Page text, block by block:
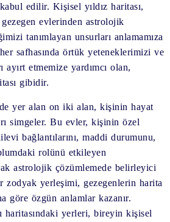
edilir. Kişisel yıldız haritası,
evlerinden astrolojik
tanımlayan unsurları anlamamıza
safhasında örtük yeteneklerimizi ve
etmemize yardımcı olan,
gibidir.
yer alan on iki alan, kişinin hayat
simgeler. Bu evler, kişinin özel
bağlantılarını, maddi durumunu,
rolünü etkileyen
astrolojik çözümlemede belirleyici
yerleşimi, gezegenlerin harita
göre özgün anlamlar kazanır.
haritasındaki yerleri, bireyin kişisel